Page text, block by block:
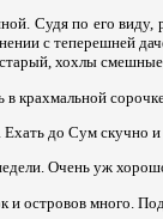
Судя по его
с теперешней
хохлы
крахмальной
Ехать до Сум скучно
Очень уж
островов много.